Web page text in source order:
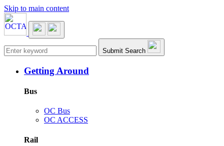
Skip to main content
Main navigation Submit Search
Getting Around
Bus
OC Bus
OC ACCESS
Rail